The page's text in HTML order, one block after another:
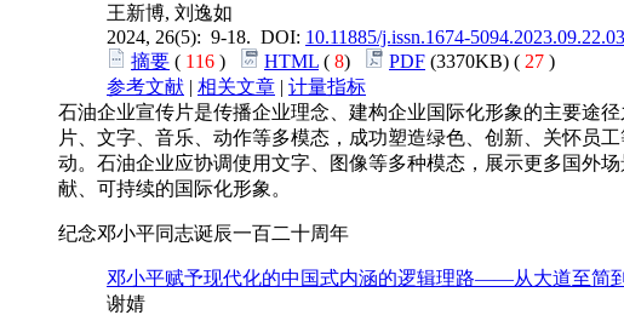
王新博, 刘逸如
2024, 26(5): 9-18. DOI: 10.11885/j.issn.1674-5094.2023.09.22.03
摘要 ( 116 ) HTML ( 8) PDF (3370KB) ( 27 )
参考文献 | 相关文章 | 计量指标
石油企业宣传片是传播企业理念、建构企业国际化形象的主要途
片、文字、音乐、动作等多模态，成功塑造绿色、创新、关怀员
动。石油企业应协调使用文字、图像等多种模态，展示更多国外
献、可持续的国际化形象。
纪念邓小平同志诞辰一百二十周年
邓小平赋予现代化的中国式内涵的逻辑理路——从大道至简
谢婧